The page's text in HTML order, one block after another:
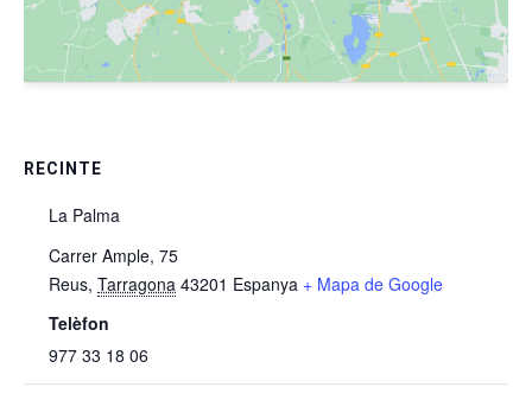
RECINTE
La Palma
Carrer Ample, 75
Reus, Tarragona 43201 Espanya + Mapa de Google
Telèfon
977 33 18 06